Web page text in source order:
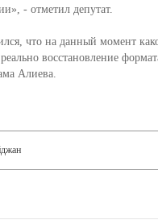
- отметил депутат.
что на данный момент
восстановление
Алиева.